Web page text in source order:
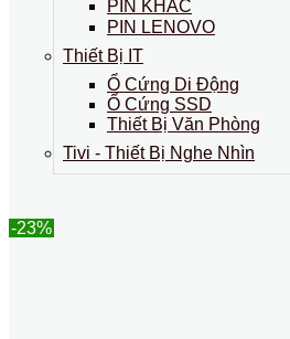
PIN KHÁC
PIN LENOVO
Thiết Bị IT
Ổ Cứng Di Động
Ổ Cứng SSD
Thiết Bị Văn Phòng
Tivi - Thiết Bị Nghe Nhìn
-23%